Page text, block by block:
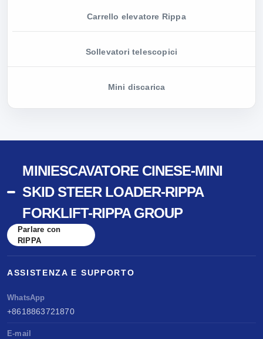
Carrello elevatore Rippa
Sollevatori telescopici
Mini discarica
MINIESCAVATORE CINESE-MINI
SKID STEER LOADER-RIPPA
FORKLIFT-RIPPA GROUP
Parlare con
RIPPA
ASSISTENZA E SUPPORTO
WhatsApp
+8618863721870
E-mail